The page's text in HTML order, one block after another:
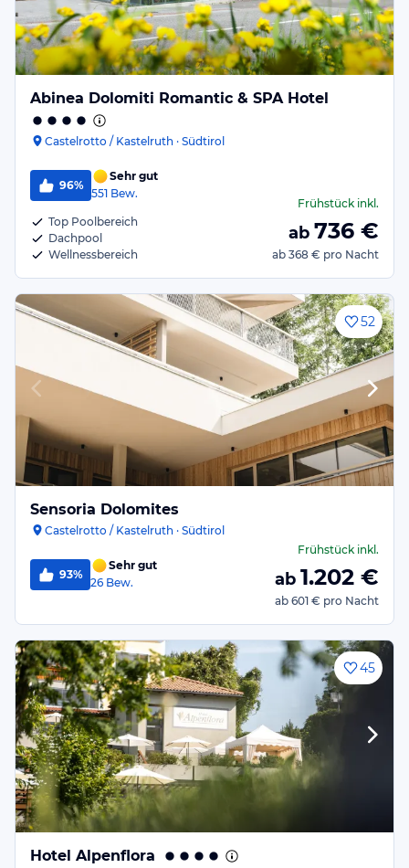
Abinea Dolomiti Romantic & SPA Hotel
Castelrotto / Kastelruth · Südtirol
96%
Sehr gut
551 Bew.
Top Poolbereich
Dachpool
Wellnessbereich
Frühstückinkl.
ab 736 €
ab 368 € pro Nacht
52
Sensoria Dolomites
Castelrotto / Kastelruth · Südtirol
93%
Sehr gut
26 Bew.
Frühstückinkl.
ab 1.202 €
ab 601 € pro Nacht
45
Hotel Alpenflora